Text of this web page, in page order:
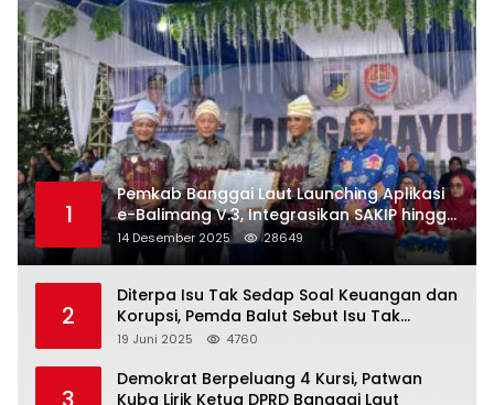
1
Pemkab Banggai Laut Launching Aplikasi
e-Balimang V.3, Integrasikan SAKIP hingga
Satu Data Layanan Publik
14 Desember 2025 28649
2
Diterpa Isu Tak Sedap Soal Keuangan dan
Korupsi, Pemda Balut Sebut Isu Tak
Berdasar
19 Juni 2025 4760
Demokrat Berpeluang 4 Kursi, Patwan
Kuba Lirik Ketua DPRD Banggai Laut